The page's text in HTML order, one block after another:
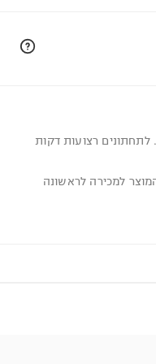
לתחתונים רצועות דקות
למכירה לראשונה